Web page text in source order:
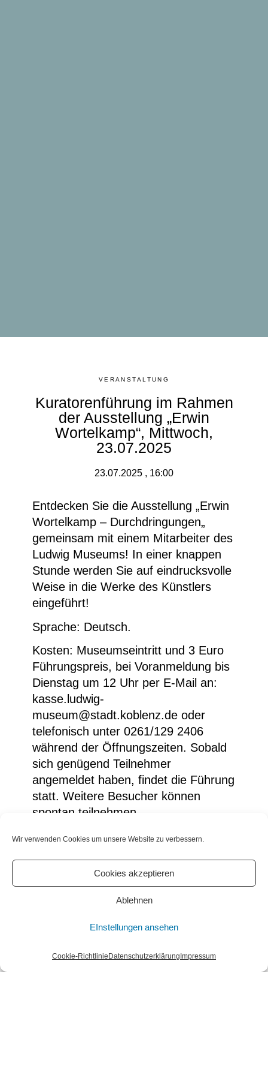
Wir verwenden Cookies um unsere Website zu verbessern.
Cookies akzeptieren
Ablehnen
EInstellungen ansehen
Cookie-Richtlinie Datenschutzerklärung Impressum
VERANSTALTUNG
Kuratorenführung im Rahmen
der Ausstellung „Erwin
Wortelkamp“, Mittwoch,
23.07.2025
23.07.2025 , 16:00
Entdecken Sie die Ausstellung „Erwin
Wortelkamp – Durchdringungen„
gemeinsam mit einem Mitarbeiter des
Ludwig Museums! In einer knappen
Stunde werden Sie auf eindrucksvolle
Weise in die Werke des Künstlers
eingeführt!
Sprache: Deutsch.
Kosten: Museumseintritt und 3 Euro
Führungspreis, bei Voranmeldung bis
Dienstag um 12 Uhr per E-Mail an:
kasse.ludwig-
museum@stadt.koblenz.de oder
telefonisch unter 0261/129 2406
während der Öffnungszeiten. Sobald
sich genügend Teilnehmer
angemeldet haben, findet die Führung
statt. Weitere Besucher können
spontan teilnehmen.